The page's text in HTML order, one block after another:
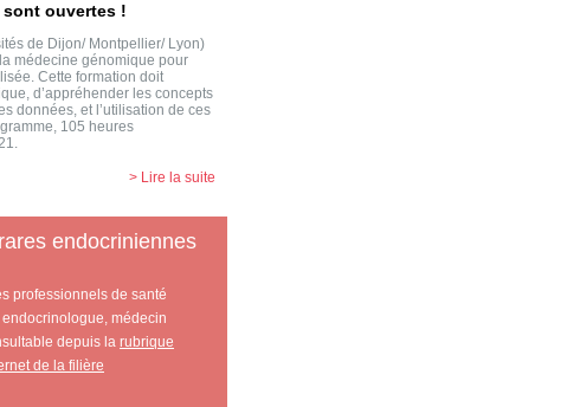
ouvertes !
de Dijon/ Montpellier/ Lyon)
médecine génomique pour
Cette formation doit
d’appréhender les concepts
données, et l’utilisation de ces
105 heures
> Lire la suite
endocriniennes
professionnels de santé
médecin
depuis la rubrique
de la filière